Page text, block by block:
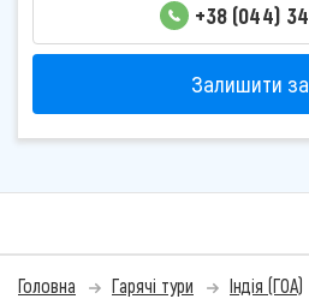
+38 (044)
Залишити
Головна Гарячі тури Індія (ГОА)